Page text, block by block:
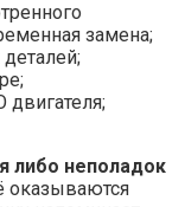
замена;
либо неполадок
оказываются